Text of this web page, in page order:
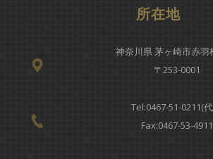
所在地
神奈川県 茅ヶ崎市赤羽
〒253-0001
Tel:0467-51-0211(代
Fax:0467-53-4911